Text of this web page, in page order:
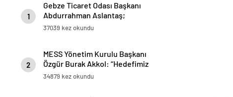
1
Gebze Ticaret Odası Başkanı
Abdurrahman Aslantaş;
“Gebze’nin en büyük şansı
olması. Yabancı sermaye,
networklarıyla ve know-
hows’ları ile Gebze’yi ticarette,
37039 kez okundu
2
MESS Yönetim Kurulu Başkanı
Özgür Burak Akkol: “Hedefimiz
işçi sendikaları ile iş birliği
34879 kez okundu